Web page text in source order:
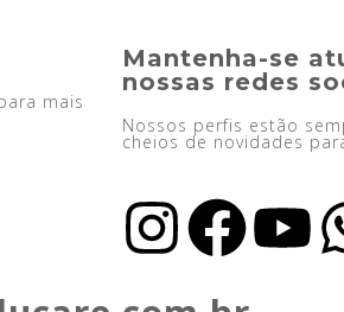
mais
Mantenha-se
nossas redes
Nossos perfis estão
cheios de novidades